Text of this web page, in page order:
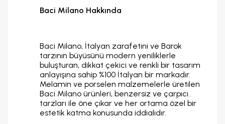
Baci Milano Hakkında
Baci Milano, İtalyan zarafetini ve Barok
tarzının büyüsünü modern yeniliklerle
buluşturan, dikkat çekici ve renkli bir tasarım
anlayışına sahip %100 İtalyan bir markadır.
Melamin ve porselen malzemelerle üretilen
Baci Milano ürünleri, benzersiz ve çarpıcı
tarzları ile öne çıkar ve her ortama özel bir
estetik katma konusunda iddialıdır.